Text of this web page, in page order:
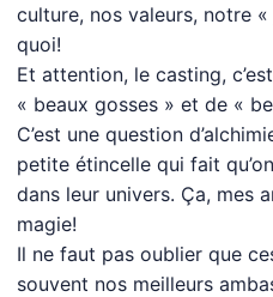
culture, nos valeurs, notre
quoi!
Et attention, le casting,
« beaux gosses » et de «
C’est une question
petite étincelle qui fait
dans leur univers. Ça, mes
magie!
Il ne faut pas oublier que
souvent nos meilleurs